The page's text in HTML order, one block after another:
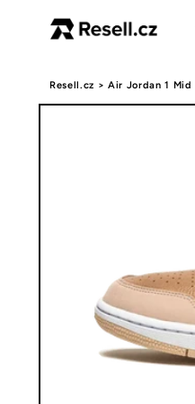
obsahu
Resell.cz > Air Jordan 1 Mid
Přejít na